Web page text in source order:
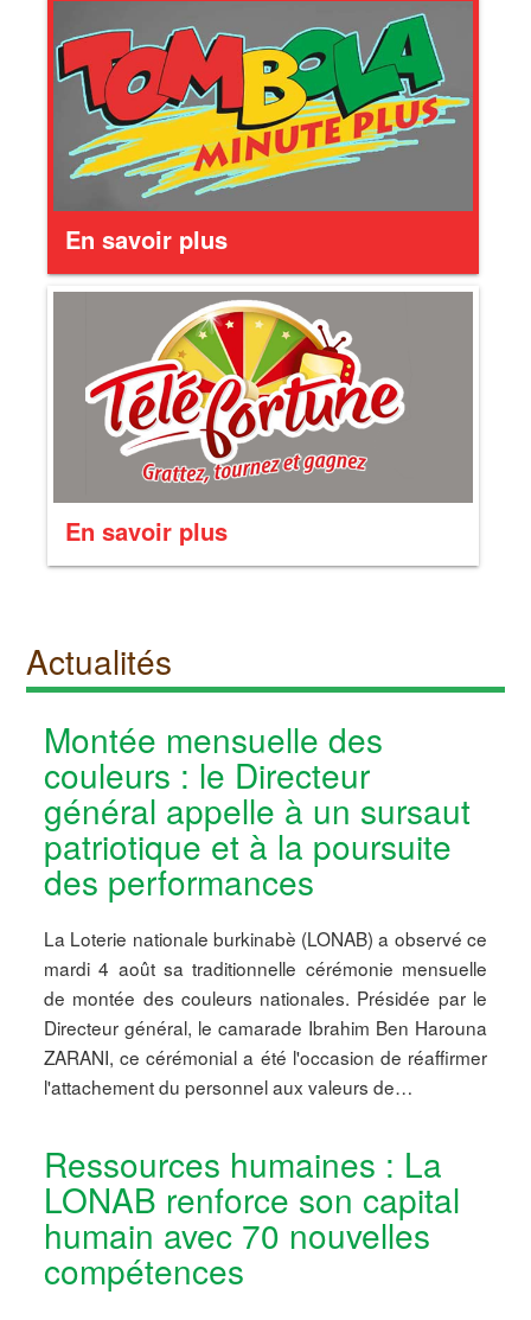
En savoir plus
En savoir plus
Actualités
Montée mensuelle des
couleurs : le Directeur
général appelle à un sursaut
patriotique et à la poursuite
des performances
La Loterie nationale burkinabè (LONAB) a observé ce
mardi 4 août sa traditionnelle cérémonie mensuelle
de montée des couleurs nationales. Présidée par le
Directeur général, le camarade Ibrahim Ben Harouna
ZARANI, ce cérémonial a été l'occasion de réaffirmer
l'attachement du personnel aux valeurs de…
Ressources humaines : La
LONAB renforce son capital
humain avec 70 nouvelles
compétences